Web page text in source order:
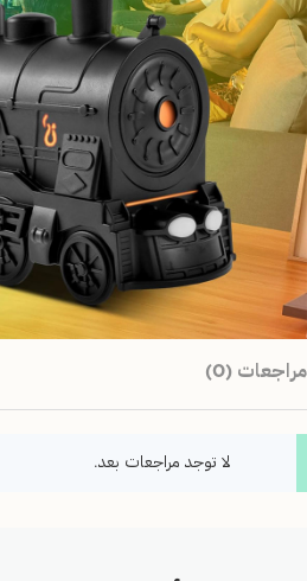
مراجعات (0)
لا توجد مراجعات بعد.